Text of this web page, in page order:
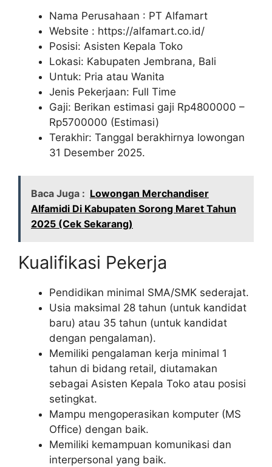
Nama Perusahaan : PT Alfamart
Website : https://alfamart.co.id/
Posisi: Asisten Kepala Toko
Lokasi: Kabupaten Jembrana, Bali
Untuk: Pria atau Wanita
Jenis Pekerjaan: Full Time
Gaji: Berikan estimasi gaji Rp4800000 –
Rp5700000 (Estimasi)
Terakhir: Tanggal berakhirnya lowongan
31 Desember 2025.
Baca Juga : Lowongan Merchandiser
Alfamidi Di Kabupaten Sorong Maret Tahun
2025 (Cek Sekarang)
Kualifikasi Pekerja
Pendidikan minimal SMA/SMK sederajat.
Usia maksimal 28 tahun (untuk kandidat
baru) atau 35 tahun (untuk kandidat
dengan pengalaman).
Memiliki pengalaman kerja minimal 1
tahun di bidang retail, diutamakan
sebagai Asisten Kepala Toko atau posisi
setingkat.
Mampu mengoperasikan komputer (MS
Office) dengan baik.
Memiliki kemampuan komunikasi dan
interpersonal yang baik.